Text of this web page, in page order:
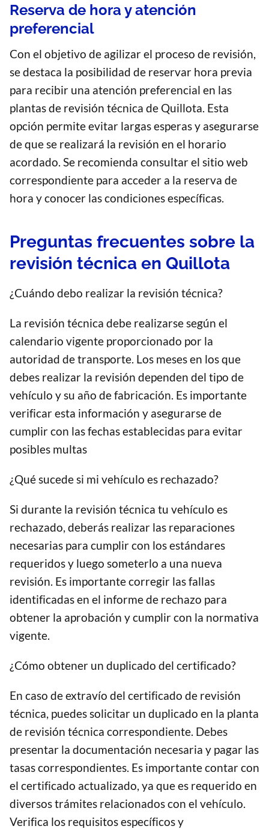
Reserva de hora y atención
preferencial
Con el objetivo de agilizar el proceso de revisión,
se destaca la posibilidad de reservar hora previa
para recibir una atención preferencial en las
plantas de revisión técnica de Quillota. Esta
opción permite evitar largas esperas y asegurarse
de que se realizará la revisión en el horario
acordado. Se recomienda consultar el sitio web
correspondiente para acceder a la reserva de
hora y conocer las condiciones específicas.
Preguntas frecuentes sobre la
revisión técnica en Quillota
¿Cuándo debo realizar la revisión técnica?
La revisión técnica debe realizarse según el
calendario vigente proporcionado por la
autoridad de transporte. Los meses en los que
debes realizar la revisión dependen del tipo de
vehículo y su año de fabricación. Es importante
verificar esta información y asegurarse de
cumplir con las fechas establecidas para evitar
posibles multas
¿Qué sucede si mi vehículo es rechazado?
Si durante la revisión técnica tu vehículo es
rechazado, deberás realizar las reparaciones
necesarias para cumplir con los estándares
requeridos y luego someterlo a una nueva
revisión. Es importante corregir las fallas
identificadas en el informe de rechazo para
obtener la aprobación y cumplir con la normativa
vigente.
¿Cómo obtener un duplicado del certificado?
En caso de extravío del certificado de revisión
técnica, puedes solicitar un duplicado en la planta
de revisión técnica correspondiente. Debes
presentar la documentación necesaria y pagar las
tasas correspondientes. Es importante contar con
el certificado actualizado, ya que es requerido en
diversos trámites relacionados con el vehículo.
Verifica los requisitos específicos y